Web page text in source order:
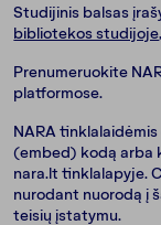
Studijinis balsas
bibliotekos studijoje
Prenumeruokite
platformose.
NARA
(embed) kodą arba
nara.lt tinklalapyje.
nurodant nuorodą į
teisių įstatymu.